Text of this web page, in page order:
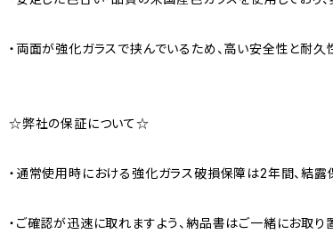
・両面が強化ガラスで挟んでいるため、高い安全性と耐久
☆弊社の保証について☆
・通常使用時における強化ガラス破損保障は2年間、結露
・ご確認が迅速に取れますよう、納品書はご一緒にお取り